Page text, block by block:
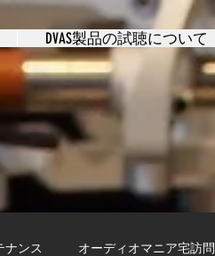
DVAS製品の試聴について
ナンス オーディオマニア宅訪問